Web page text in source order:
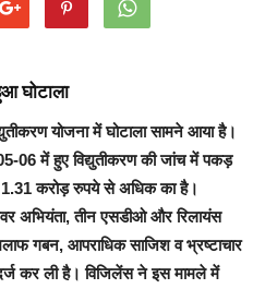
घोटाला
योजना में घोटाला सामने आया है।
06 में हुए विद्युतीकरण की जांच में पकड़
करोड़ रुपये से अधिक का है।
अभियंता, तीन एसडीओ और रिलायंस
गबन, आपराधिक साजिश व भ्रष्टाचार
कर ली है। विजिलेंस ने इस मामले में